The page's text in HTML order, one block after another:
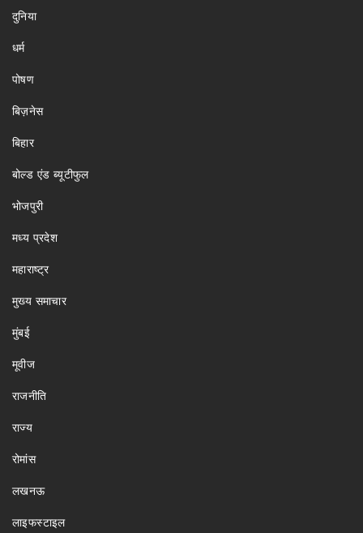
दुनिया
धर्म
पोषण
बिज़नेस
बिहार
बोल्ड एंड ब्यूटीफुल
भोजपुरी
मध्य प्रदेश
महाराष्ट्र
मुख्य समाचार
मुंबई
मूवीज
राजनीति
राज्य
रोमांस
लखनऊ
लाइफस्टाइल